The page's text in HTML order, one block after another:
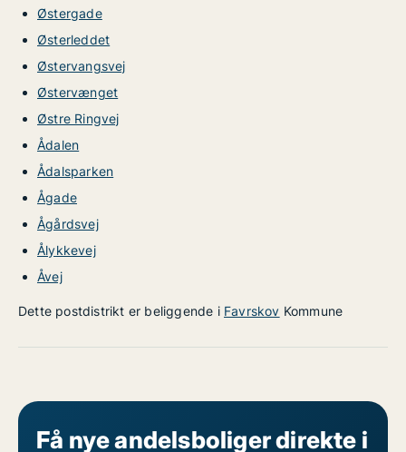
Østergade
Østerleddet
Østervangsvej
Østervænget
Østre Ringvej
Ådalen
Ådalsparken
Ågade
Ågårdsvej
Ålykkevej
Åvej
Dette postdistrikt er beliggende i Favrskov Kommune
Få nye andelsboliger direkte i